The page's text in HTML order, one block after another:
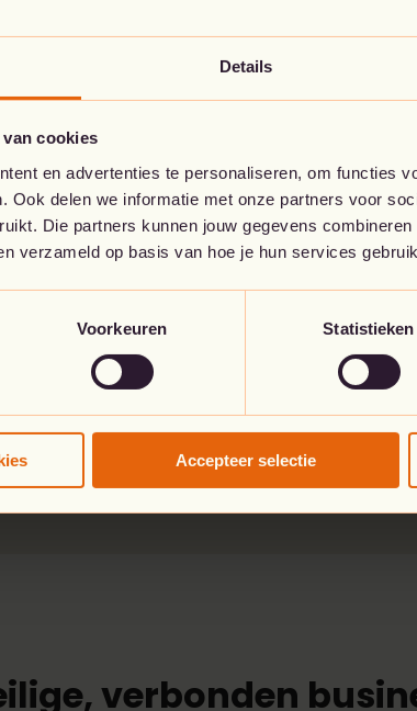
Details
cookies
en advertenties te personaliseren, om functies
Ook delen we informatie met onze partners voor
Die partners kunnen jouw gegevens
verzameld op basis van hoe je hun services
Voorkeuren Statistieken
Accepteer selectie
die
zijn. In
SASE
is voor de
van je
edge, SASE
samen
CASB/DLP & security
op DNS-niveau
toegang
verbonden